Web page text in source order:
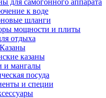
к воде
шланги
мощности и плиты
отдыха
Казаны
казаны
и мангалы
посуда
и специи